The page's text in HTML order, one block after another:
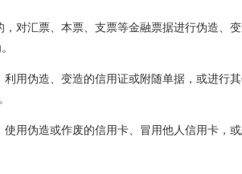
对汇票、本票、支票等金融票据进行伪造、
用伪造、变造的信用证或附随单据，或进行
用伪造或作废的信用卡、冒用他人信用卡，